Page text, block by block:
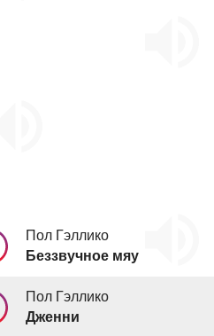
Пол Гэллико
Беззвучное мяу
Пол Гэллико
Дженни